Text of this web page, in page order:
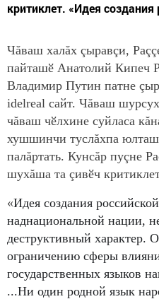
критиклет. «Идея
Чăваш халăх çыравçи,
пайташӗ Анатолий Кипеч
Владимир Путин патне
idelreal сайт. Чăваш
чăваш чӗлхине суйласа
хушшинчи туслăхпа
палăртать. Кунсăр пуçне
шухăша та çивӗч
«Идея создания
наднациональной нации,
деструктивный характер.
ограничению сферы
государственных языков
...Ни один родной язык